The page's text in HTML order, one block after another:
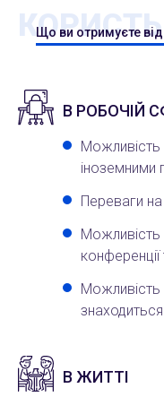
КОРИСТЬ
Що ви отримуєте від
В РОБОЧІЙ
Можливість
іноземними
Переваги на
Можливість
конференції
Можливість
В ЖИТТІ